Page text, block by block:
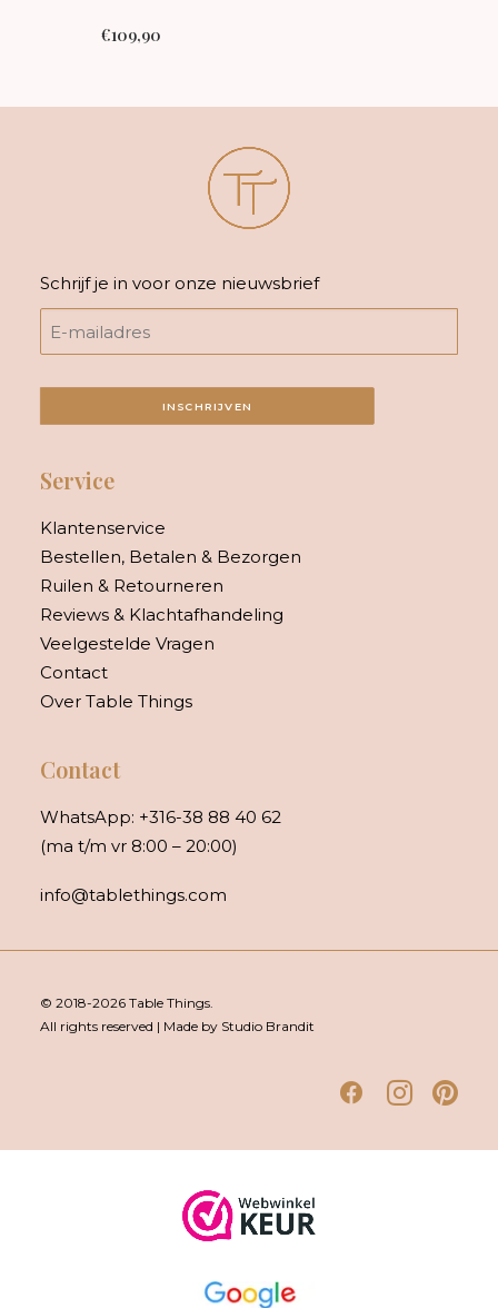
€109,90
Schrijf je in voor onze nieuwsbrief
INSCHRIJVEN
Service
Klantenservice
Bestellen, Betalen & Bezorgen
Ruilen & Retourneren
Reviews & Klachtafhandeling
Veelgestelde Vragen
Contact
Over Table Things
Contact
WhatsApp: +316-38 88 40 62
(ma t/m vr 8:00 – 20:00)
info@tablethings.com
© 2018-2026 Table Things.
All rights reserved | Made by Studio Brandit